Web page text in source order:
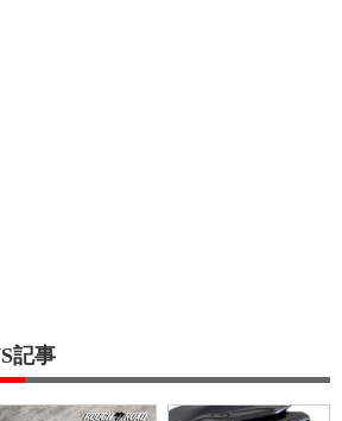
記事